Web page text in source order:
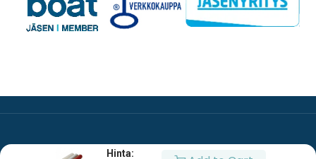
Hinta: